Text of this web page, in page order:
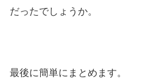
だったでしょうか。
最後に簡単にまとめます。